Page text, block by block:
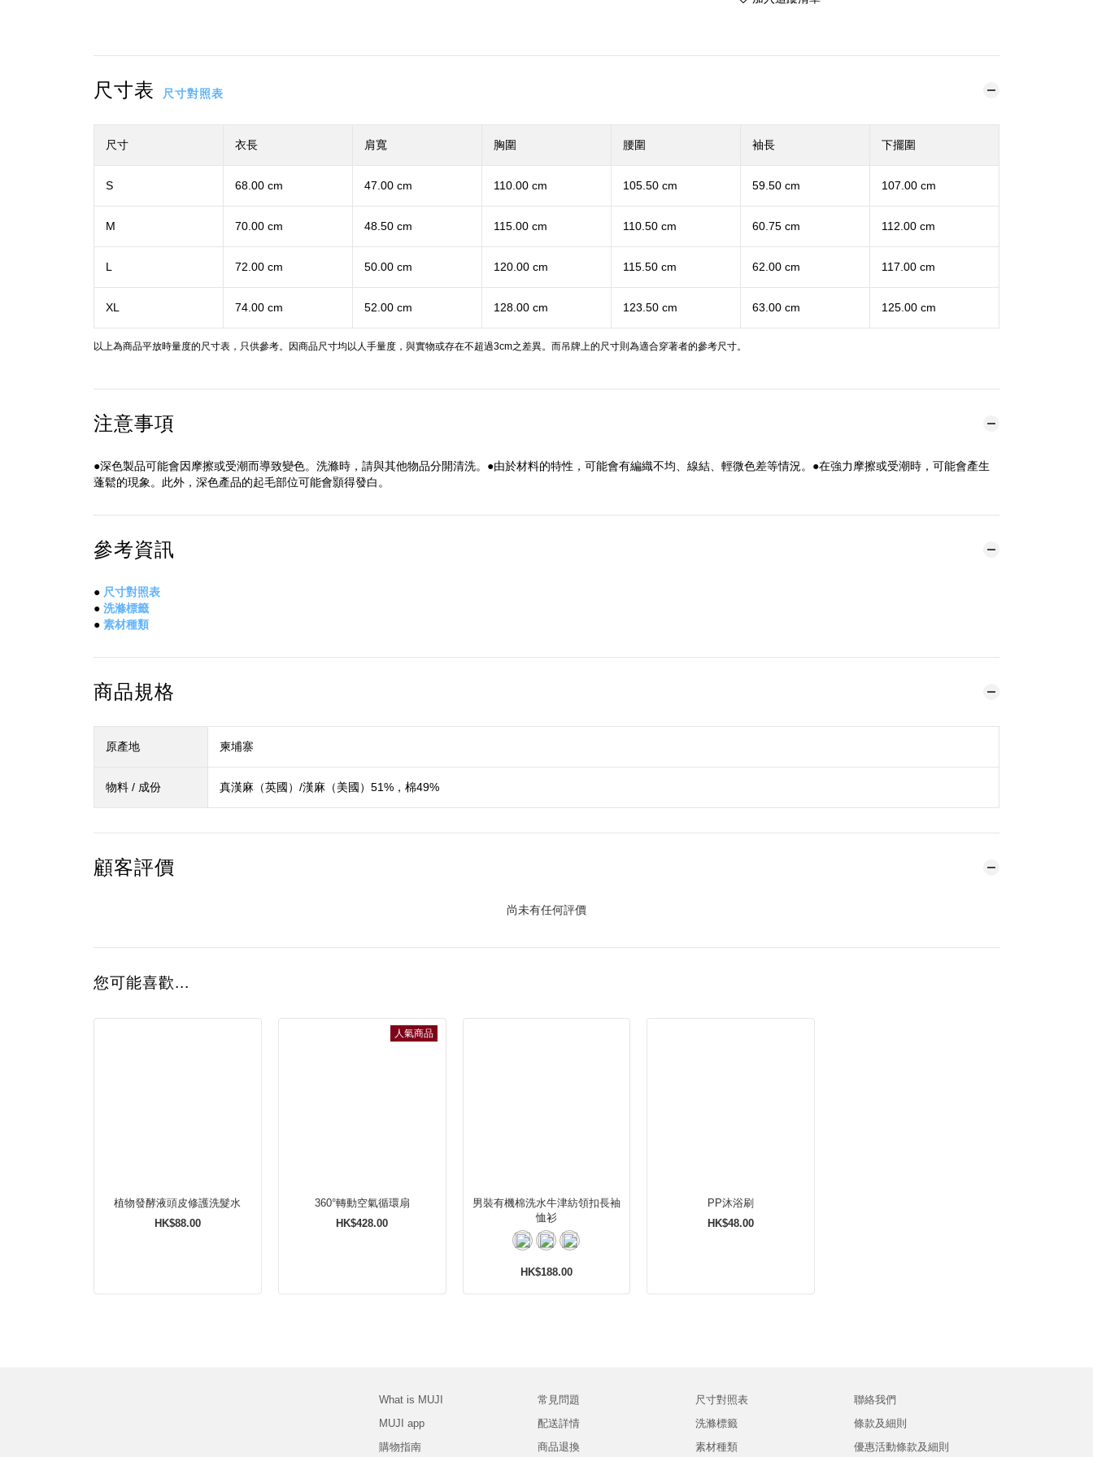
尺寸表 尺寸對照表
尺寸 衣長 肩寬 胸圍 腰圍 袖長 下擺圍
S 68.00 cm 47.00 cm 110.00 cm 105.50 cm 59.50 cm 107.00 cm
M 70.00 cm 48.50 cm 115.00 cm 110.50 cm 60.75 cm 112.00 cm
L 72.00 cm 50.00 cm 120.00 cm 115.50 cm 62.00 cm 117.00 cm
XL 74.00 cm 52.00 cm 128.00 cm 123.50 cm 63.00 cm 125.00 cm
以上為商品平放時量度的尺寸表，只供參考。因商品尺寸均以人手量度，與實物或存在不超過3cm之差異。而吊牌上的尺寸則為適合穿著者的參考尺寸。
注意事項
●深色製品可能會因摩擦或受潮而導致變色。洗滌時，請與其他物品分開清洗。●由於材料的特性，可能會有編織不均、線結、輕微色差等情況。●在強力摩擦或受潮時，可能會產生
蓬鬆的現象。此外，深色產品的起毛部位可能會顥得發白。
參考資訊
● 尺寸對照表
● 洗滌標籤
● 素材種類
商品規格
原產地 柬埔寨
物料 / 成份 真漢麻（英國）/漢麻（美國）51%，棉49%
顧客評價
尚未有任何評價
您可能喜歡...
植物發酵液頭皮修護洗髮水
HK$88.00
人氣商品
360°轉動空氣循環扇
HK$428.00
男裝有機棉洗水牛津紡領扣長袖
恤衫
HK$188.00
PP沐浴刷
HK$48.00
What is MUJI
MUJI app
購物指南
常見問題
配送詳情
商品退換
尺寸對照表
洗滌標籤
素材種類
聯絡我們
條款及細則
優惠活動條款及細則